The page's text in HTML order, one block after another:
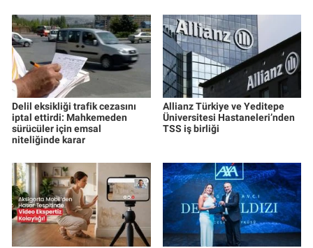
Delil eksikliği trafik cezasını
iptal ettirdi: Mahkemeden
sürücüler için emsal
niteliğinde karar
Allianz Türkiye ve Yeditepe
Üniversitesi Hastaneleri’nden
TSS iş birliği